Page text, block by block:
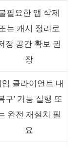
필요한 앱 삭제
는 캐시 정리로
장 공간 확보 권
장
임 클라이언트 내
구’ 기능 실행 또
완전 재설치 필
요